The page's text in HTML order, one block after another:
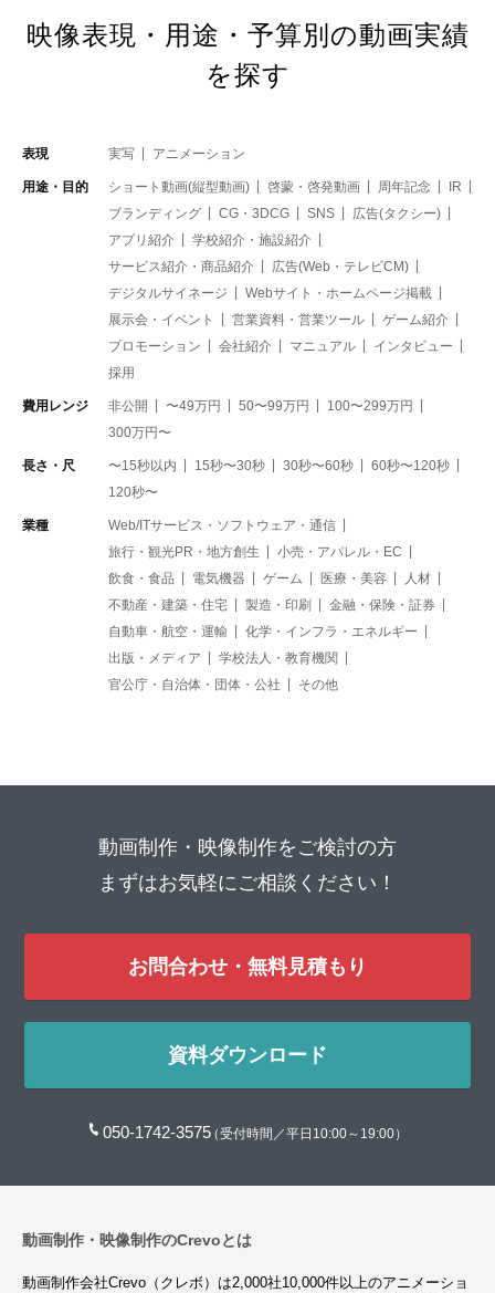
映像表現・用途・予算別の動画実績
を探す
表現 実写 アニメーション
用途・目的 ショート動画(縦型動画) 啓蒙・啓発動画 周年記念
IR
ブランディング
CG・3DCG SNS
広告(タクシー)
アプリ紹介
学校紹介・施設紹介
サービス紹介・商品紹介
広告(Web・テレビCM)
デジタルサイネージ
Webサイト・ホームページ掲載
展示会・イベント
営業資料・営業ツール
ゲーム紹介
プロモーション
会社紹介 マニュアル
インタビュー
採用
費用レンジ 非公開 〜49万円 50〜99万円
100〜299万円
300万円〜
長さ・尺 〜15秒以内 15秒〜30秒 30秒〜60秒
60秒〜120秒
120秒〜
業種
Web/ITサービス・ソフトウェア・通信
旅行・観光PR・地方創生
小売・アパレル・EC
飲食・食品
電気機器 ゲーム 医療・美容
人材
不動産・建築・住宅
製造・印刷
金融・保険・証券
自動車・航空・運輸
化学・インフラ・エネルギー
出版・メディア
学校法人・教育機関
官公庁・自治体・団体・公社
その他
動画制作・映像制作をご検討の方
まずはお気軽にご相談ください！
お問合わせ・無料見積もり
資料ダウンロード
050-1742-3575（受付時間／平日10:00～19:00）
動画制作・映像制作のCrevoとは
動画制作会社Crevo（クレボ）は2,000社10,000件以上のアニメーショ